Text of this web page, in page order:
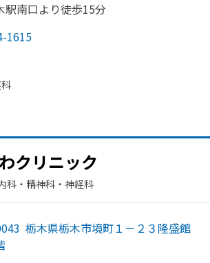
駅南口より徒歩15分
1615
クリニック
科・​精神科・神経科
栃木県栃木市境町１－２３隆盛館